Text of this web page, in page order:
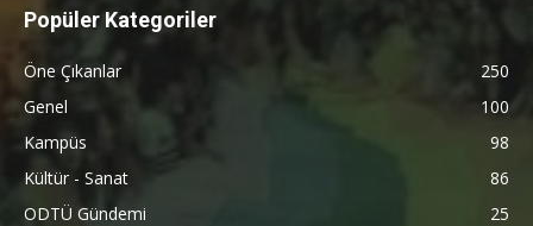
Popüler Kategoriler
Öne Çıkanlar
250
Genel
100
Kampüs
98
Kültür - Sanat
86
ODTÜ Gündemi
25